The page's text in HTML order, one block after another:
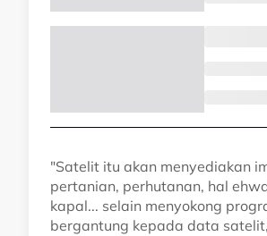
"Satelit itu akan menyediakan
pertanian, perhutanan, hal
kapal... selain menyokong
bergantung kepada data